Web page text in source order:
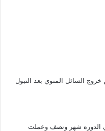
خروج السائل المنوي بعد التبول
الدوره شهر ونصف وعملت